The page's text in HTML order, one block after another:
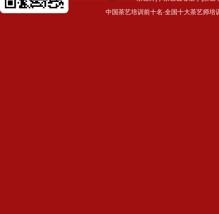
中国茶艺培训前十名·全国十大茶艺师培